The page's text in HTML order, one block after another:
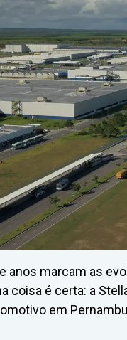
anos marcam as
coisa é certa: a
em